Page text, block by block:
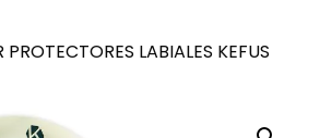
LABIALES KEFUS